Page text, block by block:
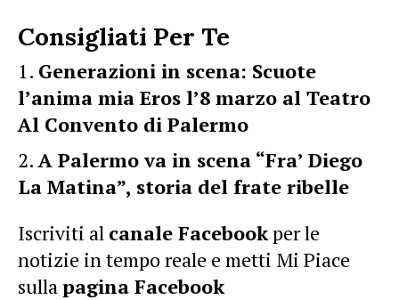
Consigliati Per Te
Generazioni in scena: Scuote
l’anima mia Eros l’8 marzo al Teatro
Al Convento di Palermo
A Palermo va in scena “Fra’ Diego
La Matina”, storia del frate ribelle
Iscriviti al canale Facebookper le
notizie in tempo reale e metti Mi Piace
sullapagina Facebook